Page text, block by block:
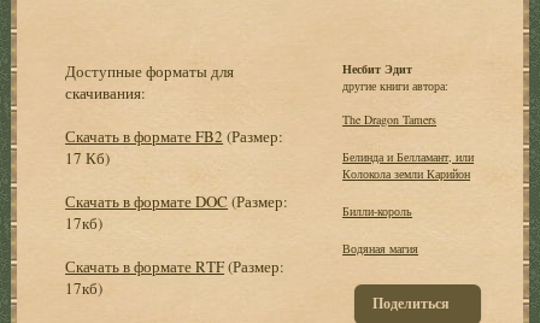
Доступные форматы для
скачивания:
Скачать в формате FB2 (Размер:
17 Кб)
Скачать в формате DOC (Размер:
17кб)
Скачать в формате RTF(Размер:
17кб)
Несбит Эдит
другие книги автора:
The Dragon Tamers
Белинда и Белламант, или
Колокола земли Карийон
Билли-король
Водяная магия
Поделиться